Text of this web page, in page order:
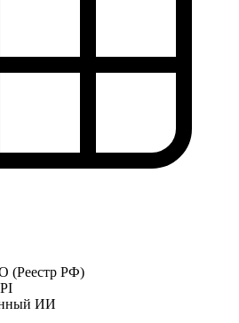
(Реестр РФ)
ИИ